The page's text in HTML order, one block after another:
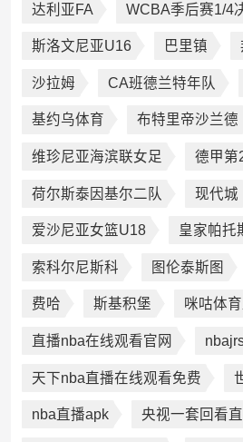
达利亚FA WCBA季后赛1/4
斯洛文尼亚U16 巴里镇
沙拉姆 CA班德兰特年队
基约乌体育 布特里帝沙兰德
维珍尼亚海滨联女足 德甲第
荷尔斯泰因基尔二队 现代城
爱沙尼亚女篮U18 皇家帕托
索科尔尼斯科 图伦泰斯图
费哈 斯基积堡 咪咕体
直播nba在线观看官网
天下nba直播在线观看免费
nba直播apk 央视一套回看